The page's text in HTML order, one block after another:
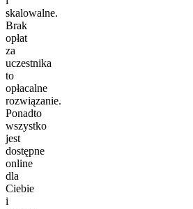
skalowalne.
Brak
opłat
za
uczestnika
to
opłacalne
rozwiązanie.
Ponadto
wszystko
jest
dostępne
online
dla
Ciebie
i